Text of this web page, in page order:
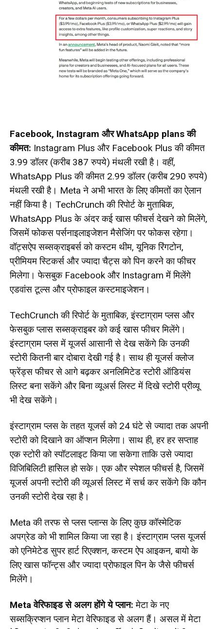
Facebook, Instagram और WhatsApp plans की
कीमत: Instagram Plus और Facebook Plus की कीमत
3.99 डॉलर (करीब 387 रुपये) मंथली रखी है। वहीं,
WhatsApp Plus की कीमत 2.99 डॉलर (करीब 290 रुपये)
मंथली रखी है। Meta ने अभी भारत के लिए कीमतों का ऐलान
नहीं किया है। TechCrunch की रिपोर्ट के मुताबिक,
WhatsApp Plus के अंदर कई खास फीचर्स देखने को मिलेंगे,
जिसमें फोकस पर्सनाइलाइजेशन मैसेजिंग पर फोकस रहेगा।
वॉट्सऐप सब्सक्राइबर्स को कस्टम थीम, यूनिक रिंगटोन,
प्रीमियम स्टिकर्स और ज्यादा चैट्स को पिन करने का फीचर
मिलेगा। फेसबुक Facebook और Instagram में मिलेंगे
एडवांस टूल्स और प्रोफाइल कस्टमाइजेशन।
TechCrunch की रिपोर्ट के मुताबिक, इंस्टाग्राम प्लस और
फेसबुक प्लास सब्सक्राइबर को कई खास फीचर मिलेंगे।
इंस्टाग्राम प्लस में यूजर्स आसानी से देख सकेंगे कि उनकी
स्टोरी कितनी बार दोबारा देखी गई है। साथ ही यूजर्स क्लोज
फ्रेंड्स फीचर से आगे बढ़कर अनलिमिटेड स्टोरी ऑडियंस
लिस्ट बना सकेंगे और बिना व्यूअर्स लिस्ट में दिखे स्टोरी प्रीव्यू
भी देख सकेंगे।
इंस्टाग्राम प्लस के तहत यूजर्स को 24 घंटे से ज्यादा तक अपनी
स्टोरी को दिखाने का ऑप्शन मिलेगा। साथ ही, हर हर सप्ताह
एक स्टोरी को स्पॉटलाइट किया जा सकेगा ताकि उसे ज्यादा
विजिबिलिटी हासिल हो सके। एक और स्पेशल फीचर्स है, जिसमें
यूजर्स अपनी स्टोरी की व्यूअर्स लिस्ट में सर्च कर सकेंगे कि कौन
उनकी स्टोरी देख रहा है।
Meta की तरफ से प्लस प्लान्स के लिए कुछ कॉस्मेटिक
अपग्रेड को भी शामिल किया जा रहा है। इंस्टाग्राम प्लस यूजर्स
को एनिमेटेड सुपर हार्ट रिएक्शन, कस्टम ऐप आइकन, बायो के
लिए खास फॉन्ट्स और ज्यादा प्रोफाइल पिन के जैसे फीचर्स
मिलेंगे।
Meta वेरिफाइड से अलग होंगे ये प्लान: मेटा के नए
सब्सक्रिप्शन प्लान मेटा वेरिफाइड से अलग हैं। असल में मेटा